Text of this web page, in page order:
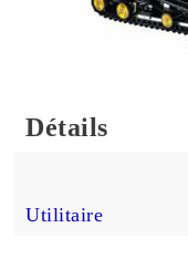
Détails
Utilitaire